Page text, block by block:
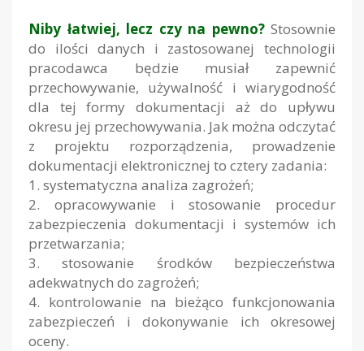
Niby łatwiej, lecz czy na pewno? Stosownie
do ilości danych i zastosowanej technologii
pracodawca będzie musiał zapewnić
przechowywanie, używalność i wiarygodność
dla tej formy dokumentacji aż do upływu
okresu jej przechowywania. Jak można odczytać
z projektu rozporządzenia, prowadzenie
dokumentacji elektronicznej to cztery zadania:
1. systematyczna analiza zagrożeń;
2. opracowywanie i stosowanie procedur
zabezpieczenia dokumentacji i systemów ich
przetwarzania;
3. stosowanie środków bezpieczeństwa
adekwatnych do zagrożeń;
4. kontrolowanie na bieżąco funkcjonowania
zabezpieczeń i dokonywanie ich okresowej
oceny.